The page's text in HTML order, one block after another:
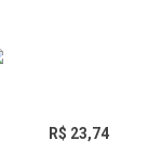
R$ 23,74